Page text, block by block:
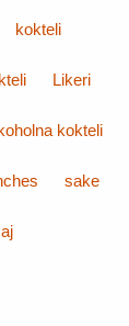
kokteli
Likeri
kokteli
sake